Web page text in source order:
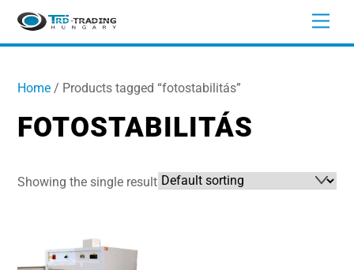
Skip
content
Home / Products tagged “fotostabilitás”
FOTOSTABILITÁS
Showing the single result